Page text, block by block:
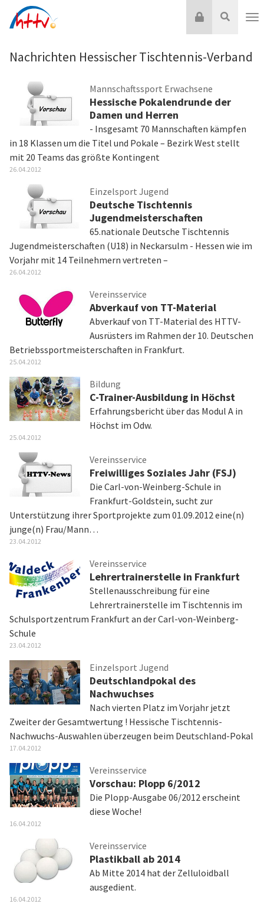
Inhalt
Suche
Login
Nachrichten Hessischer Tischtennis-Verband
Mannschaftssport Erwachsene
Hessische Pokalendrunde der
Damen und Herren
- Insgesamt 70 Mannschaften kämpfen
in 18 Klassen um die Titel und Pokale – Bezirk West stellt
mit 20 Teams das größte Kontingent
26.04.2012
Einzelsport Jugend
Deutsche Tischtennis
Jugendmeisterschaften
65.nationale Deutsche Tischtennis
Jugendmeisterschaften (U18) in Neckarsulm - Hessen wie im
Vorjahr mit 14 Teilnehmern vertreten –
26.04.2012
Vereinsservice
Abverkauf von TT-Material
Abverkauf von TT-Material des HTTV-
Ausrüsters im Rahmen der 10. Deutschen
Betriebssportmeisterschaften in Frankfurt.
25.04.2012
Bildung
C-Trainer-Ausbildung in Höchst
Erfahrungsbericht über das Modul A in
Höchst im Odw.
25.04.2012
Vereinsservice
Freiwilliges Soziales Jahr (FSJ)
Die Carl-von-Weinberg-Schule in
Frankfurt-Goldstein, sucht zur
Unterstützung ihrer Sportprojekte zum 01.09.2012 eine(n)
junge(n) Frau/Mann…
23.04.2012
Vereinsservice
Lehrertrainerstelle in Frankfurt
Stellenausschreibung für eine
Lehrertrainerstelle im Tischtennis im
Schulsportzentrum Frankfurt an der Carl-von-Weinberg-
Schule
23.04.2012
Einzelsport Jugend
Deutschlandpokal des
Nachwuchses
Nach vierten Platz im Vorjahr jetzt
Zweiter der Gesamtwertung ! Hessische Tischtennis-
Nachwuchs-Auswahlen überzeugen beim Deutschland-Pokal
17.04.2012
Vereinsservice
Vorschau: Plopp 6/2012
Die Plopp-Ausgabe 06/2012 erscheint
diese Woche!
16.04.2012
Vereinsservice
Plastikball ab 2014
Ab Mitte 2014 hat der Zelluloidball
ausgedient.
16.04.2012